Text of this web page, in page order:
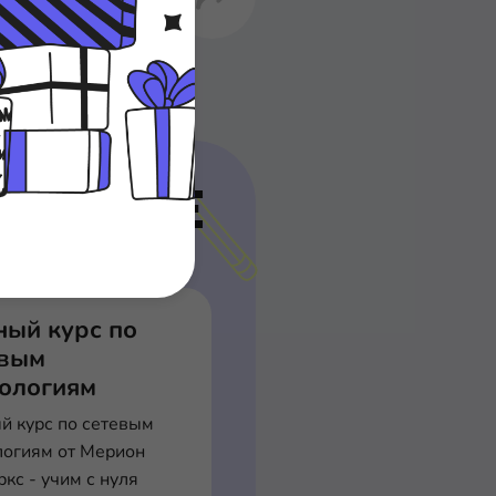
курс по
курс по сетевым
от Мерион
- учим с нуля